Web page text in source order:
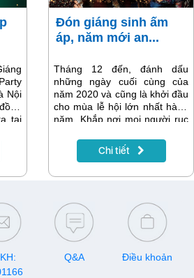
Nội
tại
24-
để
lo,
và
mới
Đón giáng sinh ấm
áp, năm mới an...
Tháng 12 đến, đánh dấu
những ngày cuối cùng của
năm 2020 và cũng là khởi đầu
cho mùa lễ hội lớn nhất hàng
năm. Khắp nơi mọi người rục
Noel và bày biện trang trí nhà
cửa mang không khí ấm áp
Chi tiết
Q&A Điều khoản